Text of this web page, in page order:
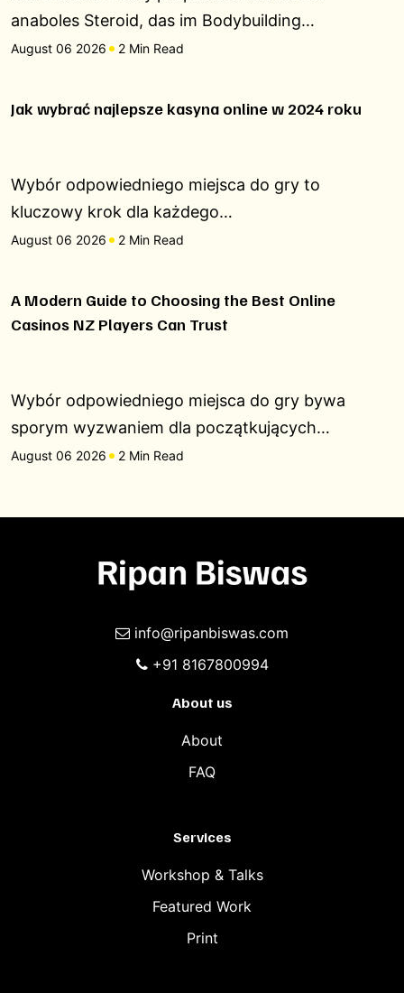
anaboles Steroid, das im Bodybuilding…
August 06 2026 2 Min Read
Jak wybrać najlepsze kasyna online w 2024 roku
Wybór odpowiedniego miejsca do gry to
kluczowy krok dla każdego…
August 06 2026 2 Min Read
A Modern Guide to Choosing the Best Online
Casinos NZ Players Can Trust
Wybór odpowiedniego miejsca do gry bywa
sporym wyzwaniem dla początkujących…
August 06 2026 2 Min Read
info@ripanbiswas.com
+91 8167800994
About us
About
FAQ
Services
Workshop & Talks
Featured Work
Print